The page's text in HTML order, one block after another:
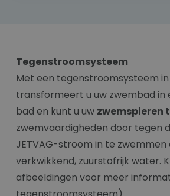
Tegenstroomsysteem
Met een tegenstroomsysteem
transformeert u uw zwembad in
bad en kunt u uw zwemspieren
zwemvaardigheden door tegen
JETVAG-stroom in te zwemmen
verkwikkend, zuurstofrijk water.
afbeeldingen voor meer